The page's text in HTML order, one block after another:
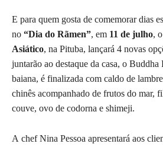
E para quem gosta de comemorar dias
no “Dia do Rãmen”, em 11 de julho, o
Asiático, na Pituba, lançará 4 novas
juntarão ao destaque da casa, o Buddha
baiana, é finalizada com caldo de
chinês acompanhado de frutos do mar,
couve, ovo de codorna e shimeji.
A chef Nina Pessoa apresentará aos